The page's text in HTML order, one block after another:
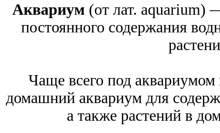
Аквариум (от лат. aquarium)
постоянного содержания
Чаще всего под
домашний аквариум для
а также растений в